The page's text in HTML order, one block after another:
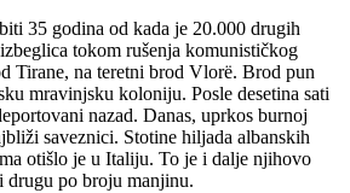
35 godina od kada je 20.000 drugih
tokom rušenja komunističkog
Tirane, na teretni brod Vlorë. Brod pun
mravinjsku koloniju. Posle desetina sati
nazad. Danas, uprkos burnoj
saveznici. Stotine hiljada albanskih
otišlo je u Italiju. To je i dalje njihovo
drugu po broju manjinu.